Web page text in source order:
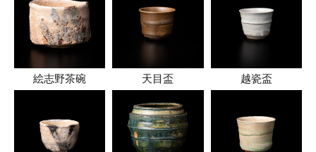
絵志野茶碗 天目盃 越瓷盃